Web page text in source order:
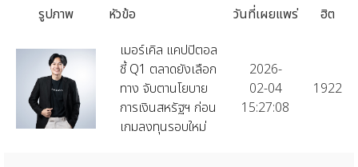
รูปภาพ
หัวข้อ วันที่เผยแพร่
ฮิต
เมอร์เคิล แคปปิตอล
ชี้ Q1 ตลาดยังเลือก
ทาง จับตานโยบาย
การเงินสหรัฐฯ ก่อน
เกมลงทุนรอบใหม่
2026-
02-04
15:27:08
1922